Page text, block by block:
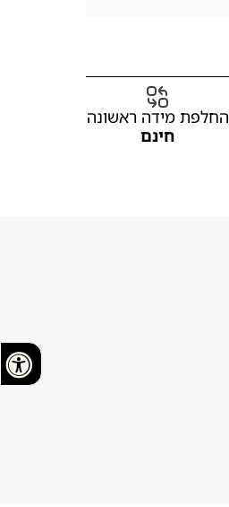
החלפת מידה ראשונה
חינם